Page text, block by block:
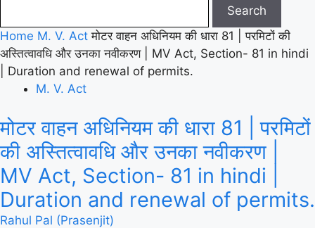
Home M. V. Act मोटर वाहन अधिनियम की धारा 81 | परमिटों की
अस्तित्वावधि और उनका नवीकरण | MV Act, Section- 81 in hindi
| Duration and renewal of permits.
M. V. Act
मोटर वाहन अधिनियम की धारा 81 | परमिटों
की अस्तित्वावधि और उनका नवीकरण |
MV Act, Section- 81 in hindi |
Duration and renewal of permits.
Rahul Pal (Prasenjit)